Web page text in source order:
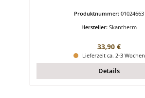
Produktnummer: 01024663
Hersteller: Skantherm
Regulärer Preis:
33,90 €
Lieferzeit ca. 2-3 Wochen
Details